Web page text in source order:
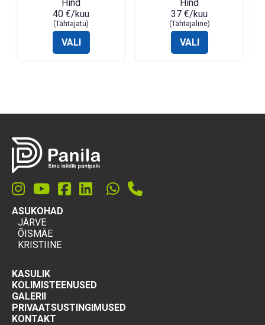
Hind
40 €/kuu
(Tähtajatu)
VALI
Hind
37 €/kuu
(Tähtajaline)
VALI
ASUKOHAD
JÄRVE
ÕISMÄE
KRISTIINE
KASULIK
KOLIMISTEENUSED
GALERII
PRIVAATSUSTINGIMUSED
KONTAKT